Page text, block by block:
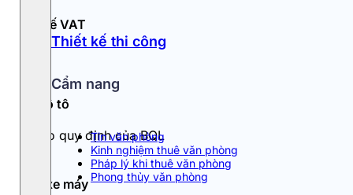
Thiết kế thi công
Cẩm nang
Tin văn phòng
Kinh nghiệm thuê văn phòng
Pháp lý khi thuê văn phòng
Phong thủy văn phòng
Thuế VAT
Đỗ ô tô
Theo quy định của BQL
Đỗ xe máy